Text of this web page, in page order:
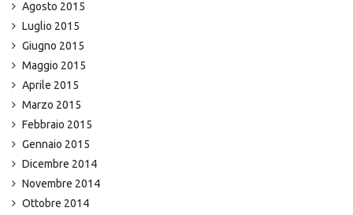
Agosto 2015
Luglio 2015
Giugno 2015
Maggio 2015
Aprile 2015
Marzo 2015
Febbraio 2015
Gennaio 2015
Dicembre 2014
Novembre 2014
Ottobre 2014